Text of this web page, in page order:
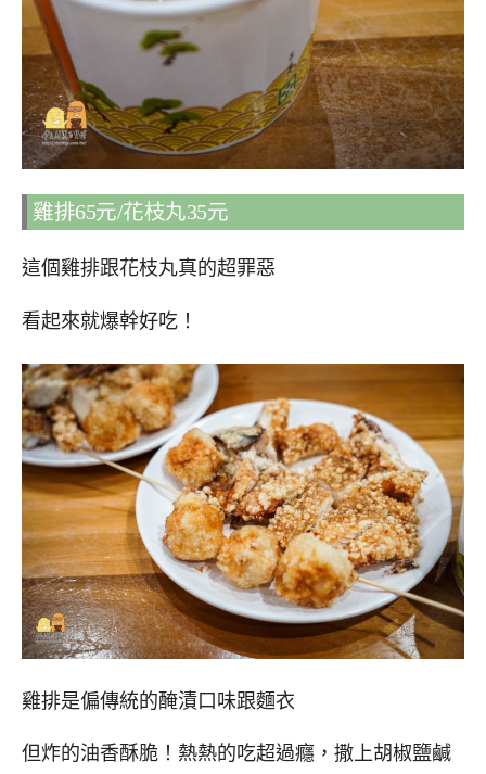
雞排65元/花枝丸35元
這個雞排跟花枝丸真的超罪惡
看起來就爆幹好吃！
雞排是偏傳統的醃漬口味跟麵衣
但炸的油香酥脆！熱熱的吃超過癮，撒上胡椒鹽鹹